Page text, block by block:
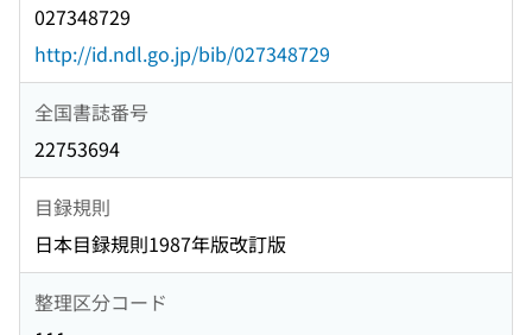
027348729
http://id.ndl.go.jp/bib/027348729
全国書誌番号
22753694
目録規則
日本目録規則1987年版改訂版
整理区分コード